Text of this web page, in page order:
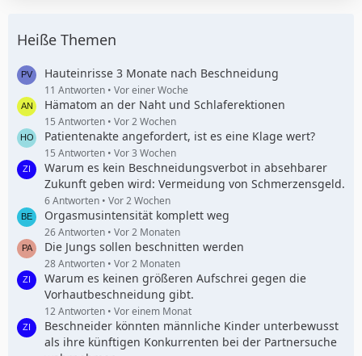
i
r
ä
g
e
e
e
i
t
r
ä
g
e
Heiße Themen
Hauteinrisse 3 Monate nach Beschneidung
11 Antworten Vor einer Woche
Hämatom an der Naht und Schlaferektionen
15 Antworten Vor 2 Wochen
Patientenakte angefordert, ist es eine Klage wert?
15 Antworten Vor 3 Wochen
Warum es kein Beschneidungsverbot in absehbarer
Zukunft geben wird: Vermeidung von Schmerzensgeld.
6 Antworten Vor 2 Wochen
Orgasmusintensität komplett weg
26 Antworten Vor 2 Monaten
Die Jungs sollen beschnitten werden
28 Antworten Vor 2 Monaten
Warum es keinen größeren Aufschrei gegen die
Vorhautbeschneidung gibt.
12 Antworten Vor einem Monat
Beschneider könnten männliche Kinder unterbewusst
als ihre künftigen Konkurrenten bei der Partnersuche